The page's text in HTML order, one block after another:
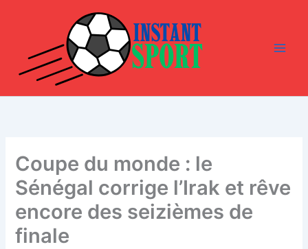
Coupe du monde : le
Sénégal corrige l’Irak et rêve
encore des seizièmes de
finale